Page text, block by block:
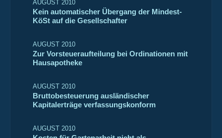
AUGUST 2010
Kein automatischer Übergang der Mindest-
KöSt auf die Gesellschafter
AUGUST 2010
Zur Vorsteueraufteilung bei Ordinationen mit
Hausapotheke
AUGUST 2010
Bruttobesteuerung ausländischer
Kapitalerträge verfassungskonform
AUGUST 2010